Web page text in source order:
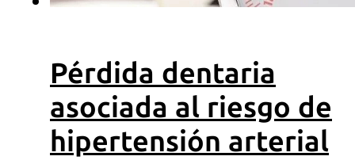
Pérdida dentaria
asociada al riesgo de
hipertensión arterial